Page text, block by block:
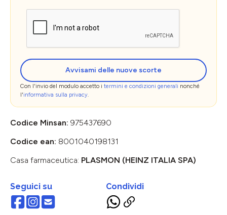
Avvisami delle nuove scorte
Con l'invio del modulo accetto i termini e condizioni generali nonché
l'informativa sulla privacy.
Codice Minsan: 975437690
Codice ean: 8001040198131
Casa farmaceutica: PLASMON (HEINZ ITALIA SPA)
Seguici su Condividi